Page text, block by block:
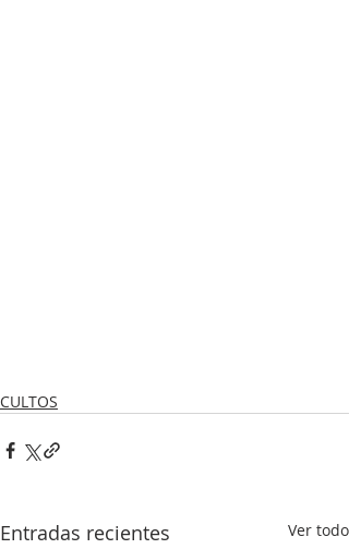
CULTOS
Entradas recientes Ver todo